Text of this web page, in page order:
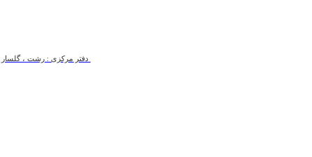
دفتر مرکزی : رشت ، گلسار ،